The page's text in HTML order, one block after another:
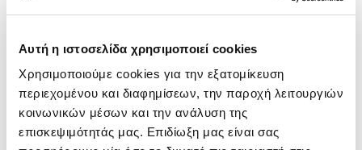
Αυτή η ιστοσελίδα χρησιμοποιεί cookies
Χρησιμοποιούμε cookies για την εξατομίκευση
περιεχομένου και διαφημίσεων, την παροχή λειτουργιών
κοινωνικών μέσων και την ανάλυση της
επισκεψιμότητάς μας. Επιδίωξη μας είναι σας
(0)
(P/B) DREAMING
A VERY SHORT INTRODUCTION
HOBSON J. ALLAN
Κωδ. Πολιτείας:3145-1104